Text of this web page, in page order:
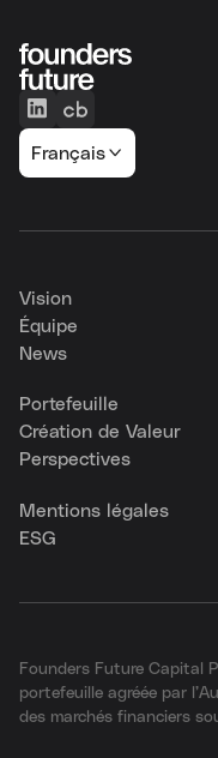
Français
Vision
Équipe
News
Portefeuille
Création de Valeur
Perspectives
Mentions légales
ESG
Founders Future Capital
portefeuille agréée par
des marchés financiers